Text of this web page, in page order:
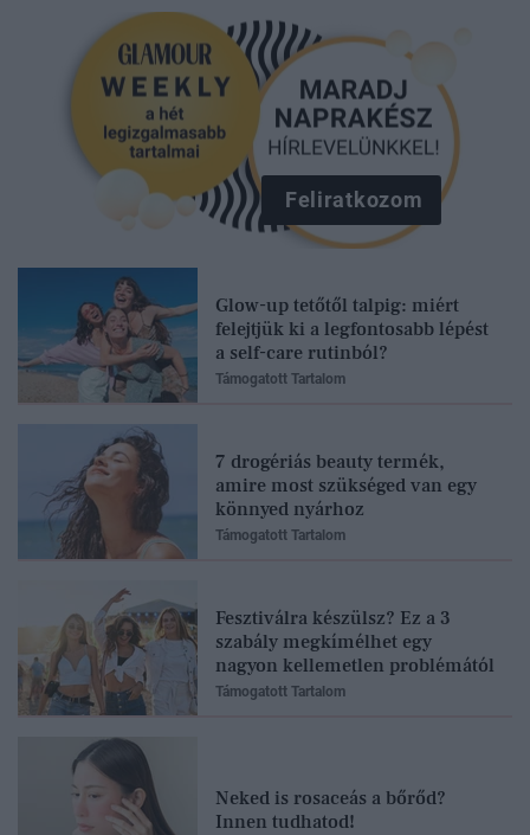
Feliratkozom
Glow-up tetőtől talpig: miért
felejtjük ki a legfontosabb lépést
a self-care rutinból?
Támogatott Tartalom
7 drogériás beauty termék,
amire most szükséged van egy
könnyed nyárhoz
Támogatott Tartalom
Fesztiválra készülsz? Ez a 3
szabály megkímélhet egy
nagyon kellemetlen problémától
Támogatott Tartalom
Neked is rosaceás a bőrőd?
Innen tudhatod!